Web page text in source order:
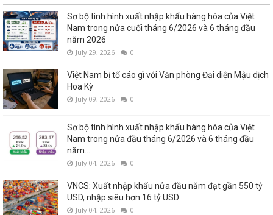
Sơ bộ tình hình xuất nhập khẩu hàng hóa của Việt
Nam trong nửa cuối tháng 6/2026 và 6 tháng đầu
năm 2026
July 29, 2026 0
Việt Nam bị tố cáo gì với Văn phòng Đại diện Mậu dịch
Hoa Kỳ
July 09, 2026 0
Sơ bộ tình hình xuất nhập khẩu hàng hóa của Việt
Nam trong nửa đầu tháng 6/2026 và 6 tháng đầu
năm...
July 04, 2026 0
VNCS: Xuất nhập khẩu nửa đầu năm đạt gần 550 tỷ
USD, nhập siêu hơn 16 tỷ USD
July 04, 2026 0